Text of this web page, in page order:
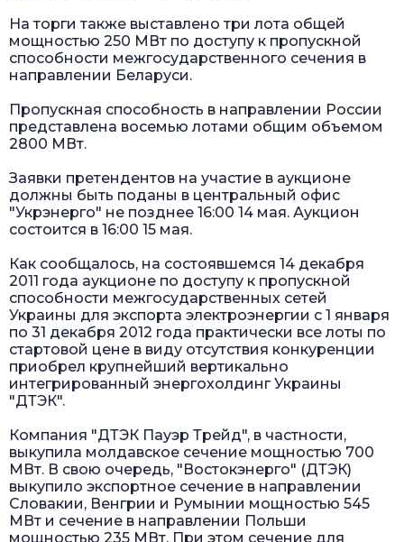
На торги также выставлено три лота общей
мощностью 250 МВт по доступу к пропускной
способности межгосударственного сечения в
направлении Беларуси.
Пропускная способность в направлении России
представлена восемью лотами общим объемом
2800 МВт.
Заявки претендентов на участие в аукционе
должны быть поданы в центральный офис
"Укрэнерго" не позднее 16:00 14 мая. Аукцион
состоится в 16:00 15 мая.
Как сообщалось, на состоявшемся 14 декабря
2011 года аукционе по доступу к пропускной
способности межгосударственных сетей
Украины для экспорта электроэнергии с 1 января
по 31 декабря 2012 года практически все лоты по
стартовой цене в виду отсутствия конкуренции
приобрел крупнейший вертикально
интегрированный энергохолдинг Украины
"ДТЭК".
Компания "ДТЭК Пауэр Трейд", в частности,
выкупила молдавское сечение мощностью 700
МВт. В свою очередь, "Востокэнерго" (ДТЭК)
выкупило экспортное сечение в направлении
Словакии, Венгрии и Румынии мощностью 545
МВт и сечение в направлении Польши
мощностью 235 МВт. При этом сечение для